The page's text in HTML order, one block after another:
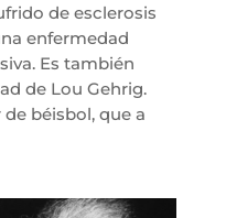
de esclerosis
enfermedad
Es también
de Lou Gehrig.
béisbol, que a